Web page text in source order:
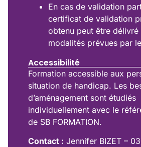
En cas de validation
certificat de validation
obtenu peut être délivré
modalités prévues par
Accessibilité
Formation accessible aux
situation de handicap. Les
d’aménagement sont étudiés
individuellement avec le
de SB FORMATION.
Contact : Jennifer BIZET –